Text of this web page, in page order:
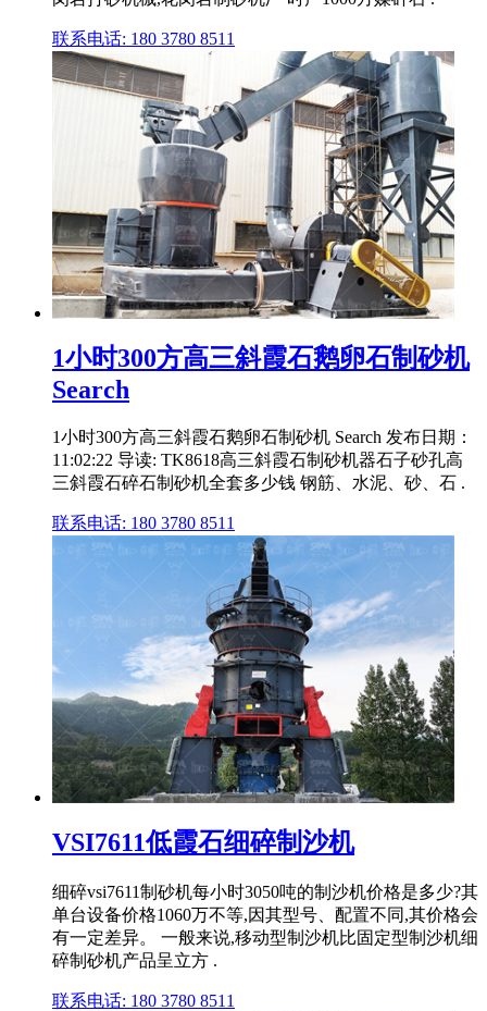
联系电话: 180 3780 8511
1小时300方高三斜霞石鹅卵石制砂机
Search
1小时300方高三斜霞石鹅卵石制砂机 Search 发布日期：
11:02:22 导读: TK8618高三斜霞石制砂机器石子砂孔高
三斜霞石碎石制砂机全套多少钱 钢筋、水泥、砂、石 .
联系电话: 180 3780 8511
VSI7611低霞石细碎制沙机
细碎vsi7611制砂机每小时3050吨的制沙机价格是多少?其
单台设备价格1060万不等,因其型号、配置不同,其价格会
有一定差异。 一般来说,移动型制沙机比固定型制沙机细
碎制砂机产品呈立方 .
联系电话: 180 3780 8511